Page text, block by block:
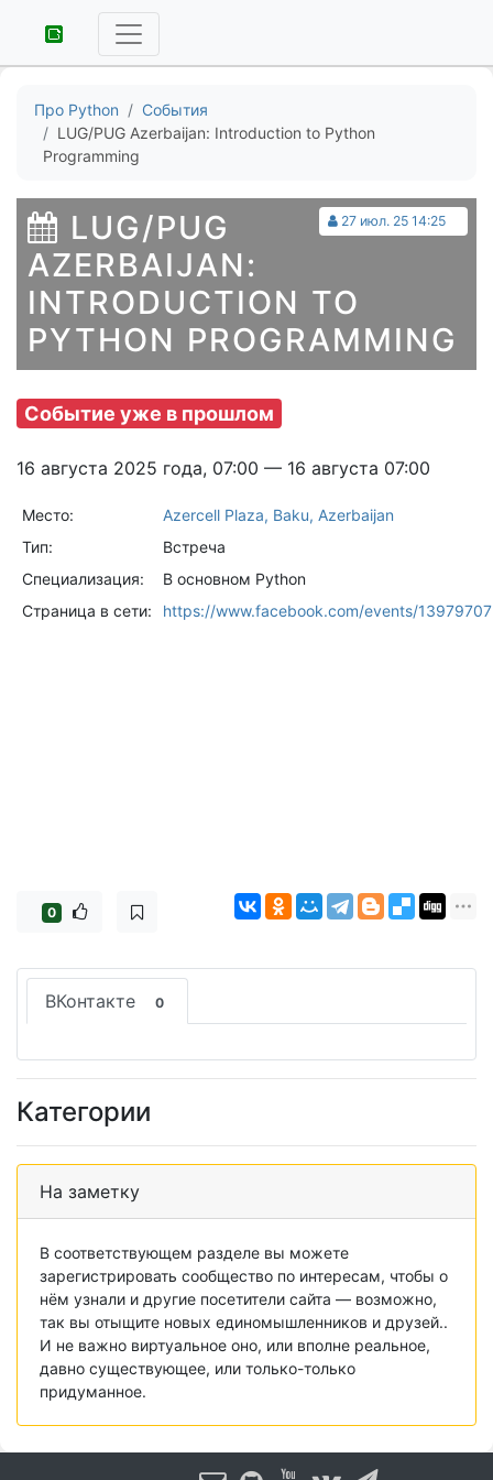
Про Python
События
LUG/PUG Azerbaijan: Introduction to Python
Programming
27 июл. 25 14:25
LUG/PUG
AZERBAIJAN:
INTRODUCTION TO
PYTHON PROGRAMMING
Событие уже в прошлом
16 августа 2025 года, 07:00 — 16 августа 07:00
Место:
Azercell Plaza, Baku, Azerbaijan
Тип:
Встреча
Специализация:
В основном Python
Страница в сети:
https://www.facebook.com/events/
0
ВКонтакте 0
Категории
На заметку
В соответствующем разделе вы можете
зарегистрировать сообщество по интересам, чтобы о
нём узнали и другие посетители сайта — возможно,
так вы отыщите новых единомышленников и друзей..
И не важно виртуальное оно, или вполне реальное,
давно существующее, или только-только
придуманное.